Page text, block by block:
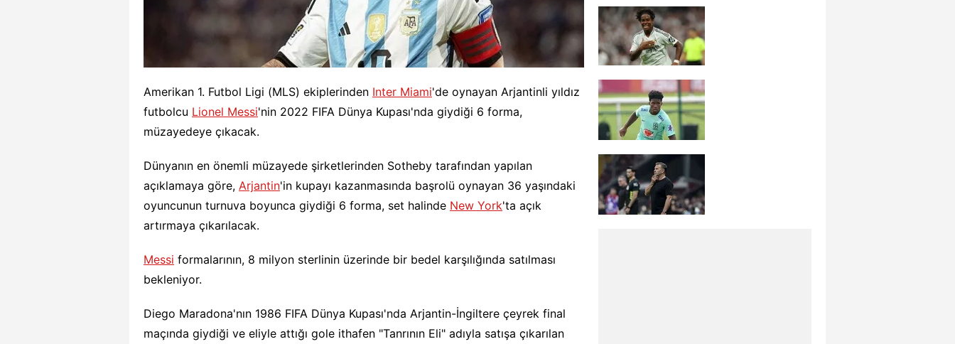
Amerikan 1. Futbol Ligi (MLS) ekiplerinden Inter Miami'de oynayan Arjantinli yıldız
futbolcu Lionel Messi'nin 2022 FIFA Dünya Kupası'nda giydiği 6 forma,
müzayedeye çıkacak.
Dünyanın en önemli müzayede şirketlerinden Sotheby tarafından yapılan
açıklamaya göre, Arjantin'in kupayı kazanmasında başrolü oynayan 36 yaşındaki
oyuncunun turnuva boyunca giydiği 6 forma, set halinde New York'ta açık
artırmaya çıkarılacak.
Messi formalarının, 8 milyon sterlinin üzerinde bir bedel karşılığında satılması
bekleniyor.
Diego Maradona'nın 1986 FIFA Dünya Kupası'nda Arjantin-İngiltere çeyrek final
maçında giydiği ve eliyle attığı gole ithafen "Tanrının Eli" adıyla satışa çıkarılan